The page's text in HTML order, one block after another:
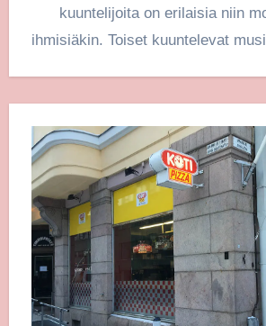
kuuntelijoita on erilaisia niin
ihmisiäkin. Toiset kuuntelevat